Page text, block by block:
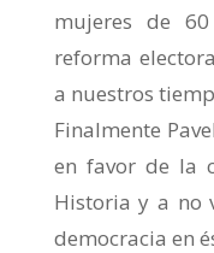
mujeres de
reforma
a nuestros
Finalmente
en favor de la
Historia y a no
democracia en